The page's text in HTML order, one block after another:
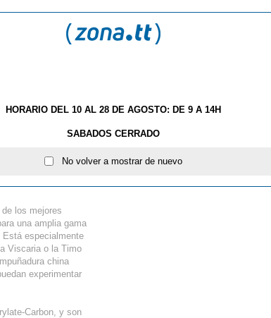
¿QUÉ ESTILO DE MANGO DE RAQUETA DEBO
VISCARIA
Arylate-Carbon.
un mayor
del Arylate-Carbon.
de la misma,
con Super
sin aumentar la
los mejores
una amplia gama
especialmente
Viscaria o la Timo
china
experimentar
Carbon, y son
(*) Este artículo no admite
(**) Por favor, tenga en cuenta
HORARIO DEL 10 AL 28 DE AGOSTO: DE 9 A 14H
SABADOS CERRADO
No volver a mostrar de nuevo